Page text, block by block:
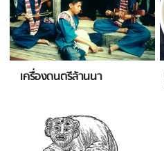
เครื่องดนตรีล้านนา